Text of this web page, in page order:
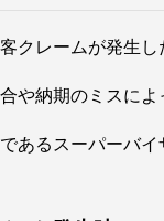
クレームが発生
や納期のミスに
あるスーパーバ